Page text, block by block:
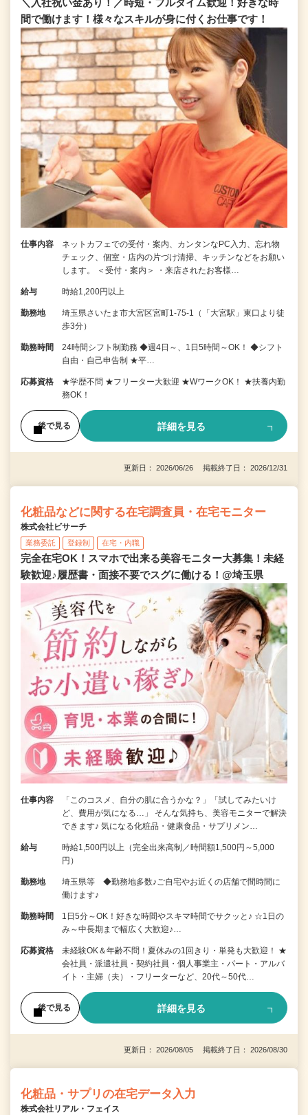
間で働けます！様々なスキルが身に付くお仕事です！
仕事内容
ネットカフェでの受付・案内、カンタンなPC入力、忘れ物
チェック、個室・店内の片づけ清掃、キッチンなどをお願い
します。 ＜受付・案内＞ ・来店されたお客様…
給与 時給1,200円以上
勤務地
埼玉県さいたま市大宮区宮町1-75-1（「大宮駅」東口より徒
歩3分）
勤務時間
24時間シフト制勤務 ◆週4日～、1日5時間～OK！ ◆シフト
自由・自己申告制 ★平…
応募資格
★学歴不問 ★フリーター大歓迎 ★WワークOK！ ★扶養内勤
務OK！
後で見る 詳細を見る
更新日： 2026/06/26 掲載終了日： 2026/12/31
化粧品などに関する在宅調査員・在宅モニター
株式会社ビサーチ
業務委託 登録制 在宅・内職
完全在宅OK！スマホで出来る美容モニター大募集！未経
験歓迎♪履歴書・面接不要でスグに働ける！@埼玉県
仕事内容
「このコスメ、自分の肌に合うかな？」「試してみたいけ
ど、費用が気になる…」 そんな気持ち、美容モニターで解決
できます♪ 気になる化粧品・健康食品・サプリメン…
給与
時給1,500円以上（完全出来高制／時間額1,500円～5,000
円）
勤務地
埼玉県等 ◆勤務地多数♪ご自宅やお近くの店舗で間時間に
働けます♪
勤務時間
1日5分～OK！好きな時間やスキマ時間でサクッと♪ ☆1日の
み～中長期まで幅広く大歓迎♪…
応募資格
未経験OK＆年齢不問！夏休みの1回きり・単発も大歓迎！ ★
会社員・派遣社員・契約社員・個人事業主・パート・アルバ
イト・主婦（夫）・フリーターなど、20代～50代…
後で見る 詳細を見る
更新日： 2026/08/05 掲載終了日： 2026/08/30
化粧品・サプリの在宅データ入力
株式会社リアル・フェイス